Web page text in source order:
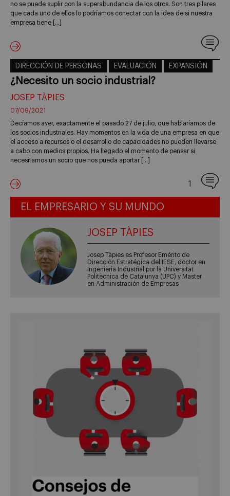
no se puede suplir con la superabundancia de los otros. Son tres pilares
que cada uno de ellos lo podríamos conectar con la idea de si nuestra
empresa tiene […]
DIRECCIÓN DE PERSONAS EVALUACIÓN EXPANSIÓN
¿Necesito un socio industrial?
JOSEP TÀPIES
07/09/2021
Decíamos ayer, exactamente el pasado 27 de julio, que hablaríamos de
los socios industriales. Hay momentos en la vida de una empresa en que
el acceso a recursos o el desarrollo de capacidades no pueden llevarse
a cabo con medios propios. Ha llegado el momento de pensar si
necesitamos un socio que nos pueda aportar […]
1
EL EMPRESARIO Y SU MUNDO
JOSEP TÀPIES
Josep Tàpies es Profesor Emérito de
Dirección Estratégica del IESE, doctor en
Ingeniería Industrial por la Universitat
Politècnica de Catalunya (UPC) y Master
en Administración de Empresas